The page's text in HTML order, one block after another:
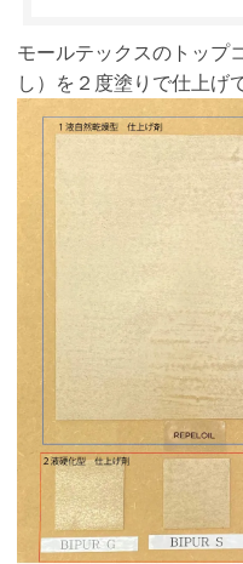
モールテックスのトップ
し）を２度塗りで仕上げ